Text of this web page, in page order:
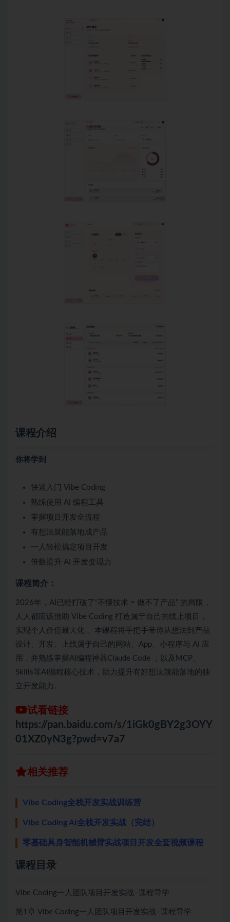
课程介绍
你将学到
快速入门 Vibe Coding
熟练使用 AI 编程工具
掌握项目开发全流程
有想法就能落地成产品
一人轻松搞定项目开发
倍数提升 AI 开发变现力
课程简介：
2026年，AI已经打破了“不懂技术 = 做不了产品” 的局限，
人人都应该借助 Vibe Coding 打造属于自己的线上项目，
实现个人价值最大化 。本课程将手把手带你从想法到产品
设计、开发、上线属于自己的网站、App、小程序与 AI 应
用，并熟练掌握AI编程神器Claude Code ，以及MCP、
Skills等AI编程核心技术，助力提升有好想法就能落地的独
立开发能力。
试看链接
https://pan.baidu.com/s/1iGk0gBY2g3OYY
01XZ0yN3g?pwd=v7a7
相关推荐
Vibe Coding全栈开发实战训练营
Vibe Coding AI全栈开发实战（完结）
零基础具身智能机械臂实战项目开发全套视频课程
课程目录
Vibe Coding一人团队项目开发实战–课程导学
第1章 Vibe Coding一人团队项目开发实战–课程导学